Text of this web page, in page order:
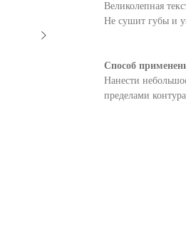
Великолепная
Не сушит губы и
Способ
Нанести
пределами